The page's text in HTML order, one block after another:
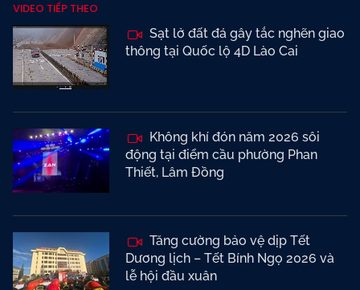
VIDEO TIẾP THEO
Sạt lở đất đá gây tắc nghẽn giao
thông tại Quốc lộ 4D Lào Cai
Không khí đón năm 2026 sôi
động tại điểm cầu phường Phan
Thiết, Lâm Đồng
Tăng cường bảo vệ dịp Tết
Dương lịch – Tết Bính Ngọ 2026 và
lễ hội đầu xuân